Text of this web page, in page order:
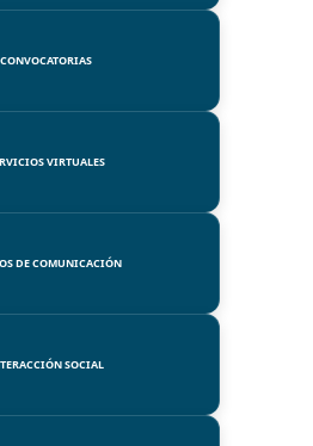
CONVOCATORIAS
VIRTUALES
DE COMUNICACIÓN
SOCIAL